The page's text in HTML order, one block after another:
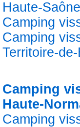
Haute-Saône
Camping
Camping
Territoire-
Camping
Haute-
Camping